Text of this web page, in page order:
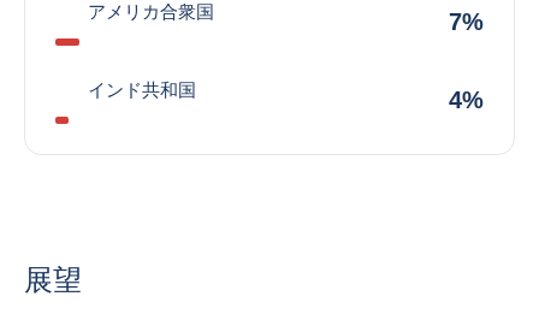
アメリカ合衆国 7%
インド共和国 4%
展望